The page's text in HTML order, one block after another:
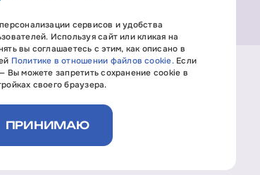
информационный характер, не является
сервисов и удобства
Используя сайт или кликая на
вы соглашаетесь с этим, как описано в
Политике в отношении файлов cookie. Если
Вы можете запретить сохранение cookie в
своего браузера.
ПРИНИМАЮ